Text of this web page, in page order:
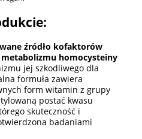
źródło kofaktorów
homocysteiny
jej szkodliwego dla
formuła zawiera
form witamin z grupy
postać kwasu
skuteczność i
badaniami